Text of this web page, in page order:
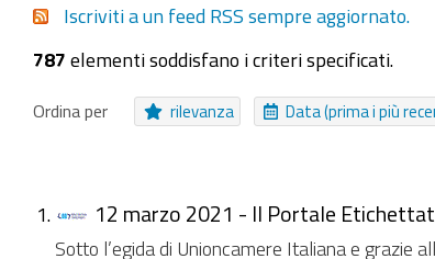
Struttura
Collegamento Messaggio
Da ieri Nell'ultima settimana Nell'ultimo
Iscriviti a un feed RSS sempre aggiornato.
787 elementi soddisfano i criteri specificati.
Ordina per rilevanza Data (prima i più
12 marzo 2021 - Il Portale
Sotto l’egida di Unioncamere Italiana e grazie